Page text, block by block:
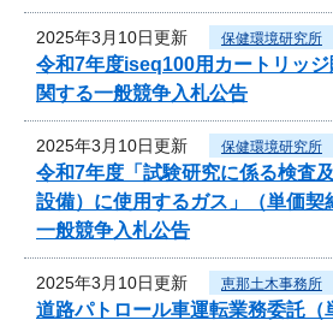
2025年3月10日更新 保健環境研究所
令和7年度iseq100用カートリッ
関する一般競争入札公告
2025年3月10日更新 保健環境研究所
令和7年度「試験研究に係る検査
設備）に使用するガス」（単価契
一般競争入札公告
2025年3月10日更新 恵那土木事務所
道路パトロール車運転業務委託（